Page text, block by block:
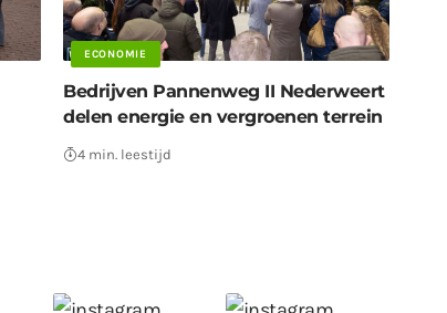
ECONOMIE
Bedrijven Pannenweg II Nederweert
delen energie en vergroenen terrein
4 min. leestijd